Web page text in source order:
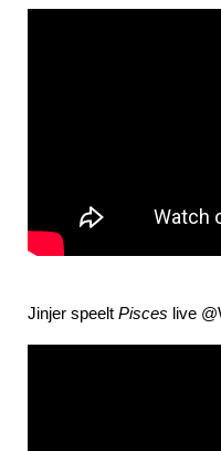
Jinjer speelt Pisces live